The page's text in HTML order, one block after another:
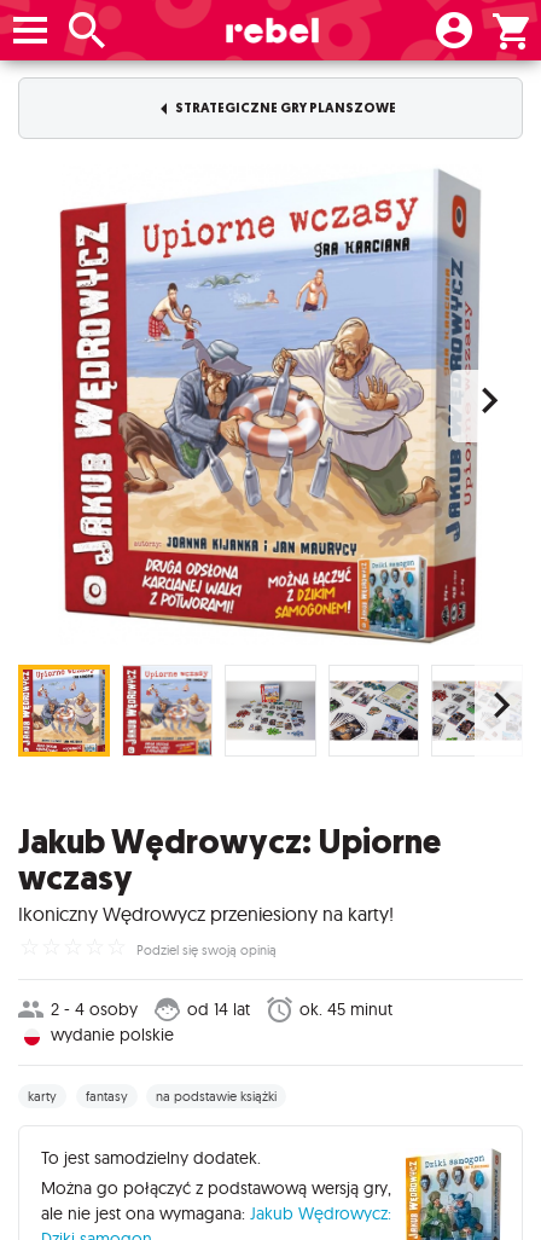
STRATEGICZNE GRY PLANSZOWE
Jakub Wędrowycz: Upiorne
wczasy
Ikoniczny Wędrowycz przeniesiony na karty!
Podziel się swoją opinią
2 - 4 osoby od 14 lat
ok. 45 minut
wydanie polskie
karty fantasy na podstawie książki
To jest samodzielny dodatek.
Można go połączyć z podstawową wersją gry,
ale nie jest ona wymagana: Jakub Wędrowycz: